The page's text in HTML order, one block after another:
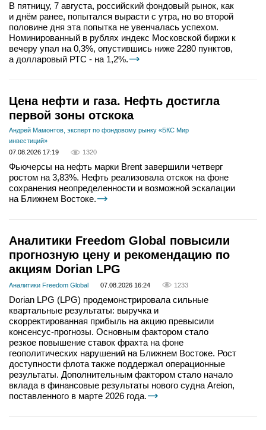
В пятницу, 7 августа, российский фондовый рынок, как
и днём ранее, попытался вырасти с утра, но во второй
половине дня эта попытка не увенчалась успехом.
Номинированный в рублях индекс Московской биржи к
вечеру упал на 0,3%, опустившись ниже 2280 пунктов,
а долларовый РТС - на 1,2%.
Цена нефти и газа. Нефть достигла
первой зоны отскока
Андрей Мамонтов, эксперт по фондовому рынку «БКС Мир
инвестиций»
07.08.2026 17:19
1320
Фьючерсы на нефть марки Brent завершили четверг
ростом на 3,83%. Нефть реализовала отскок на фоне
сохранения неопределенности и возможной эскалации
на Ближнем Востоке.
Аналитики Freedom Global повысили
прогнозную цену и рекомендацию по
акциям Dorian LPG
Аналитики Freedom Global 07.08.2026 16:24 1233
Dorian LPG (LPG) продемонстрировала сильные
квартальные результаты: выручка и
скорректированная прибыль на акцию превысили
консенсус-прогнозы. Основным фактором стало
резкое повышение ставок фрахта на фоне
геополитических нарушений на Ближнем Востоке. Рост
доступности флота также поддержал операционные
результаты. Дополнительным фактором стало начало
вклада в финансовые результаты нового судна Areion,
поставленного в марте 2026 года.